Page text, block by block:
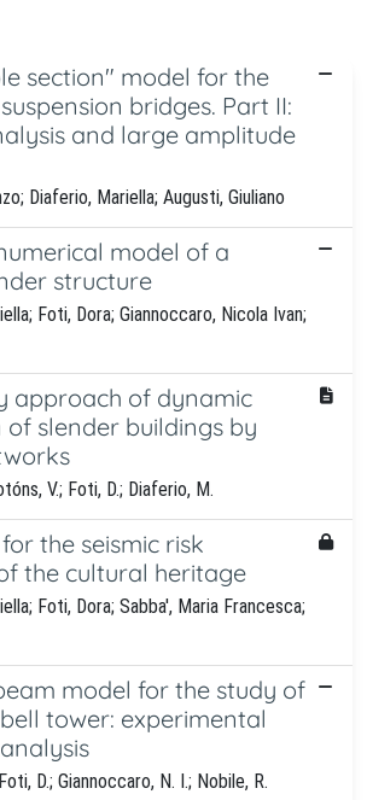
section" model for the
bridges. Part II:
and large amplitude
Diaferio, Mariella; Augusti, Giuliano
model of a
structure
Foti, Dora; Giannoccaro, Nicola Ivan;
approach of dynamic
slender buildings by
V.; Foti, D.; Diaferio, M.
the seismic risk
the cultural heritage
Foti, Dora; Sabba', Maria Francesca;
model for the study of
tower: experimental
D.; Giannoccaro, N. I.; Nobile, R.